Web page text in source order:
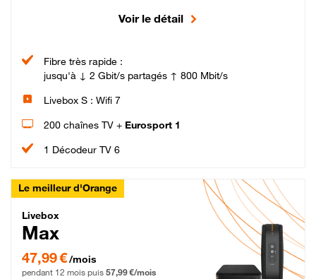
Voir le détail
Fibre très rapide :
jusqu'à ↓ 2 Gbit/s partagés ↑ 800 Mbit/s
Livebox S : Wifi 7
200 chaînes TV + Eurosport 1
1 Décodeur TV 6
Le meilleur d'Orange
Livebox Max Fibre
Livebox
Max
47,99 € par mois pendant 12 mois puis 57,99 € par mois, Engagement 12 mois
47,99 €/mois
pendant 12 mois puis 57,99 €/mois